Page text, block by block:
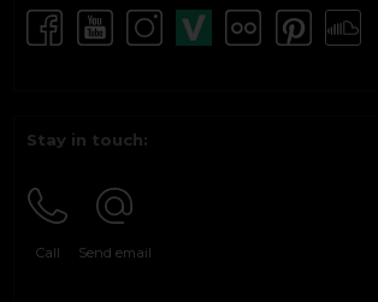
Stay in touch:
Call Send email